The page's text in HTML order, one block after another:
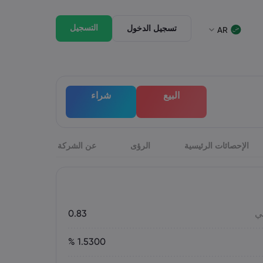
AR
English
English (St. Vincent)
Italian
Português
تسجيل الدخول التسجيل
البيع شراء
الإحصائات الرئيسية الرؤى عن الشركة
0.83
1.5300 %